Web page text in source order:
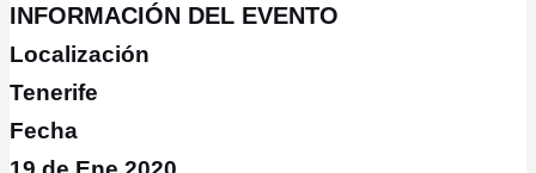
INFORMACIÓN DEL EVENTO
Localización
Tenerife
Fecha